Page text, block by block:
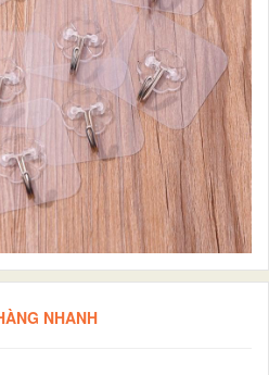
NHANH